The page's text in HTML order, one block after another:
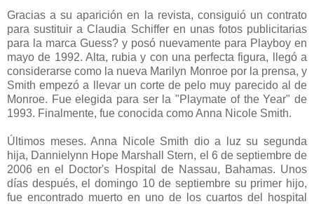
Gracias a su aparición en la revista, consiguió un contrato
para sustituir a Claudia Schiffer en unas fotos publicitarias
para la marca Guess? y posó nuevamente para Playboy en
mayo de 1992. Alta, rubia y con una perfecta figura, llegó a
considerarse como la nueva Marilyn Monroe por la prensa, y
Smith empezó a llevar un corte de pelo muy parecido al de
Monroe. Fue elegida para ser la "Playmate of the Year" de
1993. Finalmente, fue conocida como Anna Nicole Smith.
Últimos meses. Anna Nicole Smith dio a luz su segunda
hija, Dannielynn Hope Marshall Stern, el 6 de septiembre de
2006 en el Doctor's Hospital de Nassau, Bahamas. Unos
días después, el domingo 10 de septiembre su primer hijo,
fue encontrado muerto en uno de los cuartos del hospital